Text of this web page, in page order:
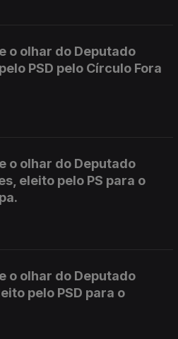
o olhar do Deputado
PSD pelo Círculo Fora
o olhar do Deputado
eleito pelo PS para o
o olhar do Deputado
pelo PSD para o